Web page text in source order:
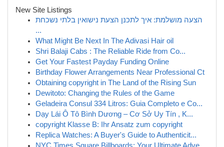
New Site Listings
הצעה מושלמת: איך לתכנן הצעת נישואין בלתי נשכחת
...
What Might Be Next In The Adivasi Hair oil
Shri Balaji Cabs : The Reliable Ride from Co...
Get Your Fastest Payday Funding Online
Birthday Flower Arrangements Near Professional Ct
Obtaining copyright in The Land of the Rising Sun
Dewitoto: Changing the Rules of the Game
Geladeira Consul 334 Litros: Guia Completo e Co...
Dạy Lái Ô Tô Bình Dương – Cơ Sở Uy Tín , K...
copyright Klasse B: Ihr Ansatz zum copyright
Replica Watches: A Buyer's Guide to Authenticit...